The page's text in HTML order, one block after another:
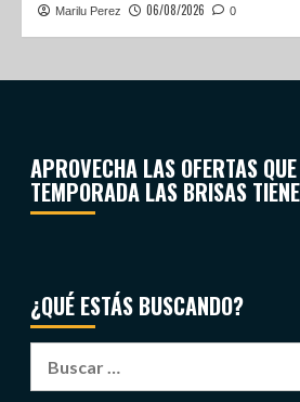
Marilu Perez 06/08/2026 0
APROVECHA LAS OFERTAS
TEMPORADA LAS BRISAS
¿QUÉ ESTÁS BUSCANDO?